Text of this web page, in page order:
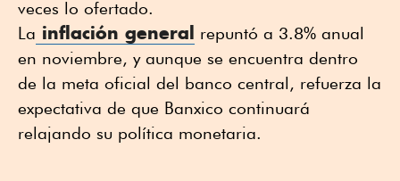
veces lo ofertado.
La inflación general
repuntó a 3.8% anual
en noviembre, y aunque se encuentra dentro
de la meta oficial del banco central, refuerza la
expectativa de que Banxico continuará
relajando su política monetaria.